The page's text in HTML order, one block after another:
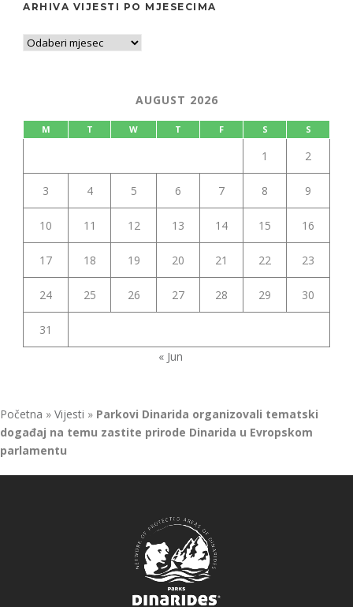
ARHIVA VIJESTI PO MJESECIMA
AUGUST 2026
M T W T F S S
1 2
3 4 5 6 7 8 9
10 11 12 13 14 15 16
17 18 19 20 21 22 23
24 25 26 27 28 29 30
31
« Jun
Početna » Vijesti » Parkovi Dinarida organizovali tematski
događaj na temu zastite prirode Dinarida u Evropskom
parlamentu